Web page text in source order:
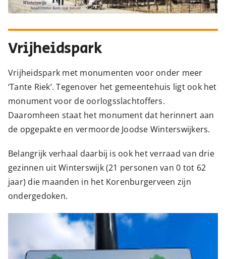
Vrijheidspark
Vrijheidspark met monumenten voor onder meer
‘Tante Riek’. Tegenover het gemeentehuis ligt ook het
monument voor de oorlogsslachtoffers.
Daaromheen staat het monument dat herinnert aan
de opgepakte en vermoorde Joodse Winterswijkers.
Belangrijk verhaal daarbij is ook het verraad van drie
gezinnen uit Winterswijk (21 personen van 0 tot 62
jaar) die maanden in het Korenburgerveen zijn
ondergedoken.